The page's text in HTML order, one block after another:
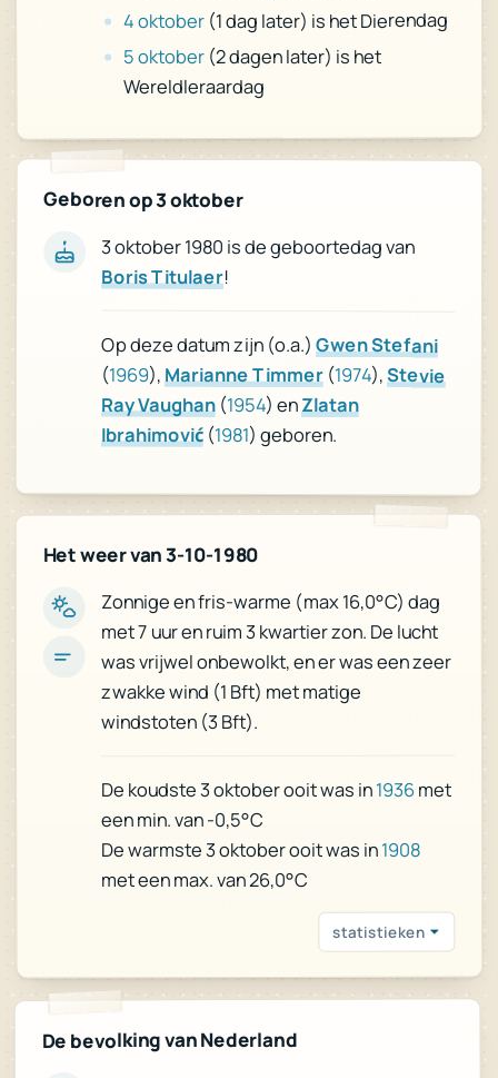
4 oktober (1 dag later) is het Dierendag
5 oktober (2 dagen later) is het
Wereldleraardag
Geboren op 3 oktober
3 oktober 1980 is de geboortedag van
Boris Titulaer!
Op deze datum zijn (o.a.) Gwen Stefani
(1969),Marianne Timmer(1974),Stevie
Ray Vaughan(1954) enZlatan
Ibrahimović(1981) geboren.
Het weer van 3-10-1980
Zonnige en fris-warme (max 16,0°C) dag
met 7 uur en ruim 3 kwartier zon. De lucht
was vrijwel onbewolkt, en er was een zeer
zwakke wind (1 Bft) met matige
windstoten (3 Bft).
De koudste 3 oktober ooit was in1936met
een min. van -0,5°C
De warmste 3 oktober ooit was in1908
met een max. van 26,0°C
statistieken
De bevolking van Nederland